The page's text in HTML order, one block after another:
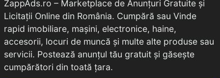
ZappAds.ro – Marketplace de Anunțuri Gratuite și
Licitații Online din România. Cumpără sau Vinde
rapid imobiliare, mașini, electronice, haine,
accesorii, locuri de muncă și multe alte produse sau
servicii. Postează anunțul tău gratuit și găsește
cumpărători din toată țara.